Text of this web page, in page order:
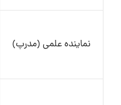
نماینده علمی (مدرپ)